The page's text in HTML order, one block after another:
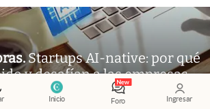
Inicio Foro Ingresar
.Startups AI-native: por qué
y desafían a las empresas